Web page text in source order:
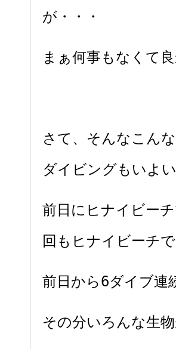
が・・・
まぁ何事もなくて
さて、そんなこん
ダイビングもいよい
前日にヒナイビー
回もヒナイビーチ
前日から6ダイブ連
その分いろんな生